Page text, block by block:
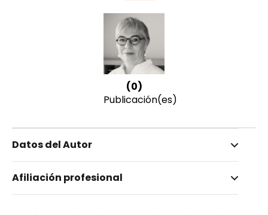
(0)
Publicación(es)
Datos del Autor
Peto, Andrea
Afiliación profesional